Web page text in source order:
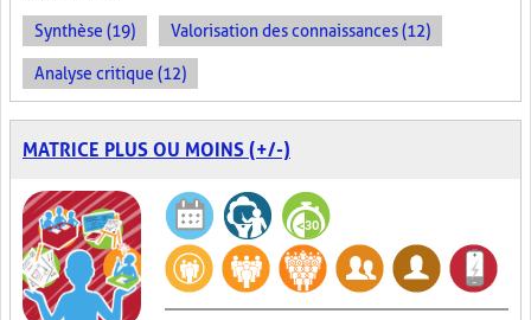
Synthèse (19) Valorisation des connaissances (12)
Analyse critique (12)
MATRICE PLUS OU MOINS (+/-)